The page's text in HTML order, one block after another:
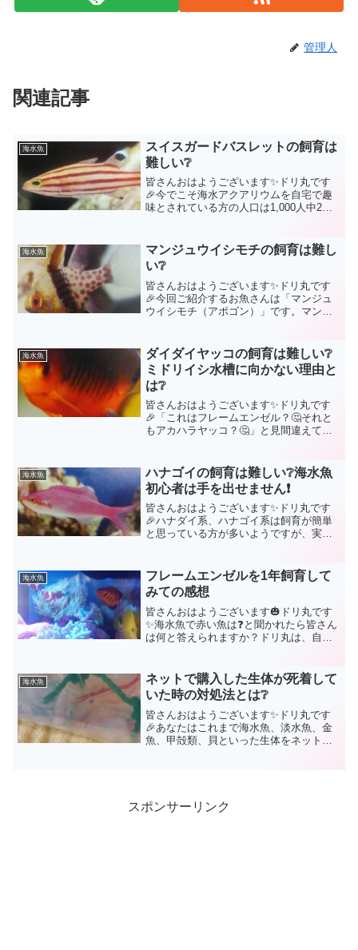
管理人
関連記事
海水魚
スイスガードバスレットの飼育は
難しい❔
皆さんおはようございます✨ドリ丸です
🎉今でこそ海水アクアリウムを自宅で趣
味とされている方の人口は1,000人中2～3
へ、海水アクアリウムの楽しさを広めた
くて毎日記事を更...
海水魚
マンジュウイシモチの飼育は難し
い❔
皆さんおはようございます✨ドリ丸です
🎉今回ご紹介するお魚さんは「マンジュ
ウイシモチ（アポゴン）」です。マンジ
スズメダイと同レベル程簡単だと思えま
したし、初めての海水魚さ...
海水魚
ダイダイヤッコの飼育は難しい❔
ミドリイシ水槽に向かない理由と
は❔
皆さんおはようございます✨ドリ丸です
🎉「これはフレームエンゼル？🤔それと
もアカハラヤッコ？🤔」と見間違えても
様がフレームエンゼルとアカハラヤッコ
のちょうど中間といった感じ...
海水魚
ハナゴイの飼育は難しい❔海水魚
初心者は手を出せません❗
皆さんおはようございます✨ドリ丸です
🎉ハナダイ系、ハナゴイ系は飼育が簡単
と思っている方が多いようですが、実際
ンベ、キンギョハナダイ、ハナゴイ系な
らアカネハナゴイはその部...
海水魚
フレームエンゼルを1年飼育して
みての感想
皆さんおはようございます🎃ドリ丸です
✨海水魚で赤い魚は❓と聞かれたら皆さん
は何と答えられますか？ドリ丸は、自分
たので、速攻で「フレームエンゼルで
す」と答えてしまいます...
海水魚
ネットで購入した生体が死着して
いた時の対処法とは❔
皆さんおはようございます✨ドリ丸です
🎉あなたはこれまで海水魚、淡水魚、金
魚、甲殻類、貝といった生体をネットで
スポンサーリンク